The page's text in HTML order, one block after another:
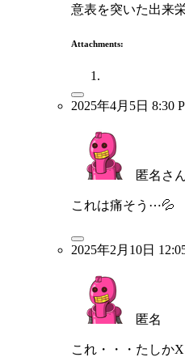
意表を突いた出来
Attachments:
2025年4月5日 8:30
匿名さ
これは痛そう⋯💦
2025年2月10日
匿名
これ・・・たしか